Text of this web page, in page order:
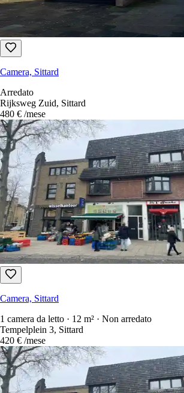
Camera, Sittard
Arredato
Rijksweg Zuid, Sittard
480 € /mese
Camera, Sittard
1 camera da letto · 12 m² · Non arredato
Tempelplein 3, Sittard
420 € /mese